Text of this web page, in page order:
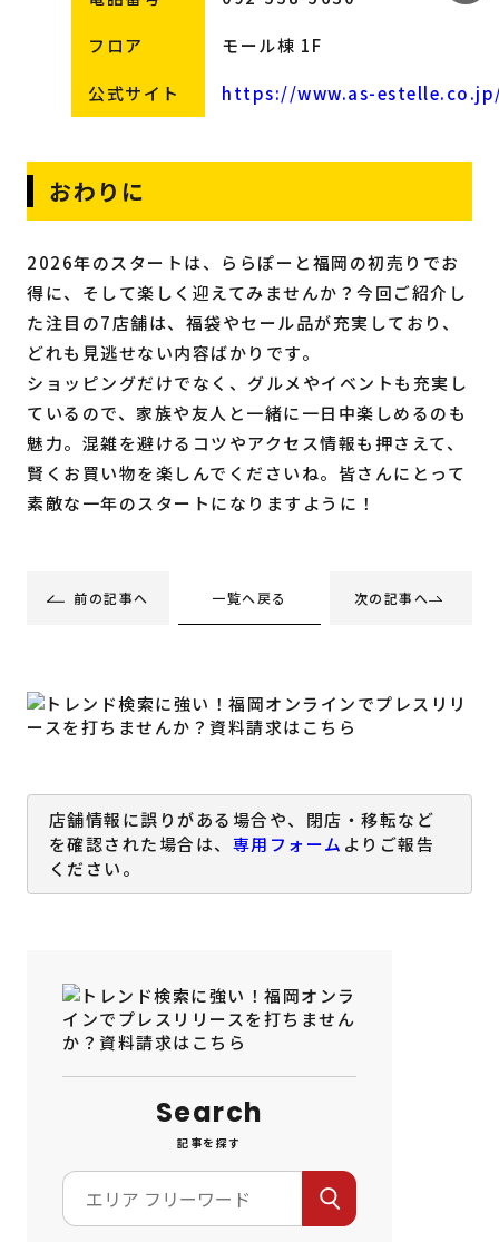
フロア モール棟 1F
公式サイト https://www.as-
おわりに
2026年のスタートは、ららぽーと福岡の初売りでお
得に、そして楽しく迎えてみませんか？今回ご紹介し
た注目の7店舗は、福袋やセール品が充実しており、
どれも見逃せない内容ばかりです。
ショッピングだけでなく、グルメやイベントも充実し
ているので、家族や友人と一緒に一日中楽しめるのも
魅力。混雑を避けるコツやアクセス情報も押さえて、
賢くお買い物を楽しんでくださいね。皆さんにとって
素敵な一年のスタートになりますように！
前の記事へ 一覧へ戻る 次の記事へ
店舗情報に誤りがある場合や、閉店・移転など
を確認された場合は、 専用フォーム よりご報告
ください。
Search
記事を探す